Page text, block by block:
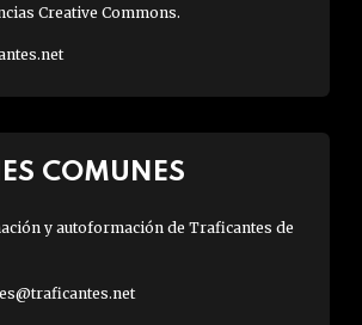
Creative Commons.
COMUNES
y autoformación de Traficantes de